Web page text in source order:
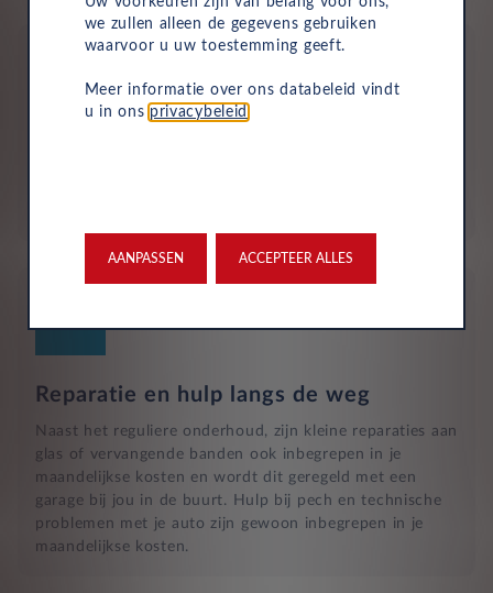
Reparatie en hulp langs de weg
Naast het reguliere onderhoud, zijn kleine reparaties aan
glas of vervangende banden ook inbegrepen in je
maandelijkse kosten en wordt dit geregeld met een
garage bij jou in de buurt. Hulp bij pech en technische
problemen met je auto zijn gewoon inbegrepen in je
maandelijkse kosten.
we zullen alleen de gegevens gebruiken
waarvoor u uw toestemming geeft.
Meer informatie over ons databeleid vindt
u in ons privacybeleid
AANPASSEN ACCEPTEER ALLES